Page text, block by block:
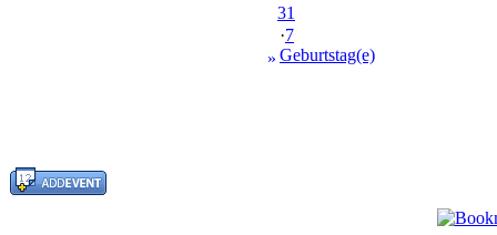
»
31
·7
Geburtstag(e)